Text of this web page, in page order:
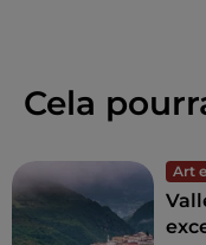
Cela
Art